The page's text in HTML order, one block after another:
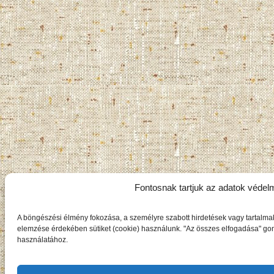
Fontosnak tartjuk az adatok
A böngészési élmény fokozása, a személyre szabott hirdetések vagy
elemzése érdekében sütiket (cookie) használunk. "Az összes elfogadása"
használatához.